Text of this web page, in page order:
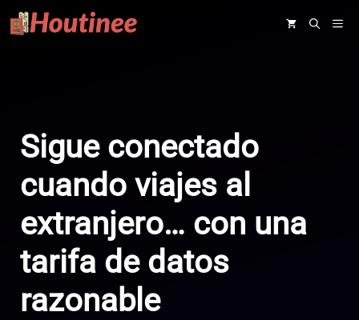
Saltar
al
Sigue conectado
cuando viajes al
extranjero… con una
tarifa de datos
razonable